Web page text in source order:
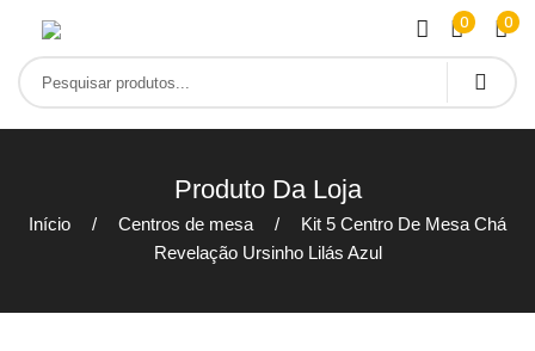
0 0
Produto Da Loja
Início Centros de mesa
Kit 5 Centro De Mesa Chá
Revelação Ursinho Lilás Azul